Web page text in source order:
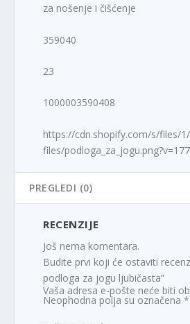
za nošenje i čišćenje
359040
23
1000003590408
https://cdn.shopify.com/s/files/
files/
PREGLEDI (0)
RECENZIJE
Još nema komentara.
Budite prvi koji će ostaviti
podloga za jogu ljubičasta”
Vaša adresa e-pošte neće biti
Neophodna polja su označena*